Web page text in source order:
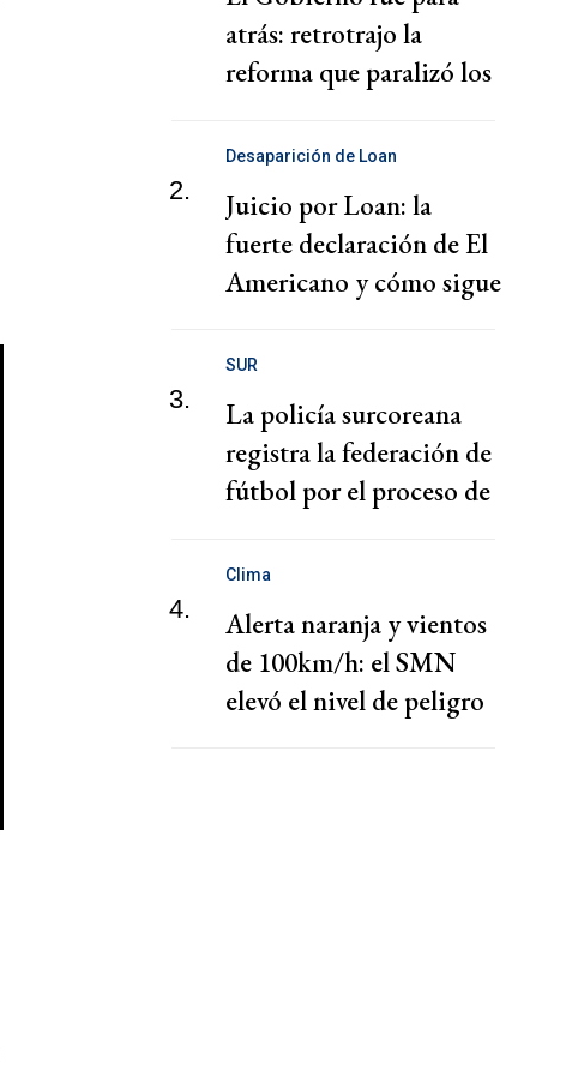
atrás: retrotrajo la
reforma que paralizó los
2.
Desaparición de Loan
Juicio por Loan: la
fuerte declaración de El
Americano y cómo sigue
3.
SUR
La policía surcoreana
registra la federación de
fútbol por el proceso de
4.
Clima
Alerta naranja y vientos
de 100km/h: el SMN
elevó el nivel de peligro